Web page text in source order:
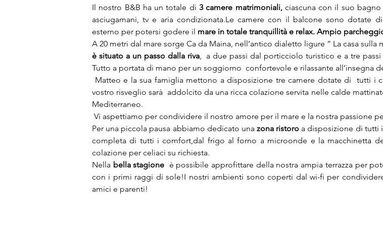
Il nostro B&B ha un totale di 3 camere matrimoniali, ciascuna con il suo
asciugamani, tv e aria condizionata.Le camere con il balcone sono dotate
esterno per potersi godere il mare in totale tranquillità e relax. Ampio
A 20 metri dal mare sorge Ca da Maina, nell’antico dialetto ligure ” La casa sulla
è situato a un passo dalla riva,  a due passi dal porticciolo turistico e a tre
Tutto a portata di mano per un soggiorno  confortevole e rilassante all’insegna
vostro risveglio sarà  addolcito da una ricca colazione servita nelle calde
Mediterraneo.
Vi aspettiamo per condividere il nostro amore per il mare e la nostra passione
Per una piccola pausa abbiamo dedicato una zona ristoro a disposizione di tutti
completa di tutti i comfort,dal frigo al forno a microonde e la macchinetta
colazione per celiaci su richiesta.
Nella bella stagione
è possibile approfittare della nostra ampia terrazza per
con i primi raggi di sole!I nostri ambienti sono coperti dal wi-fi per
amici e parenti!